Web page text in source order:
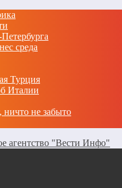
среда
Турция
Италии
ничто не забыто
агентство "Вести Инфо"